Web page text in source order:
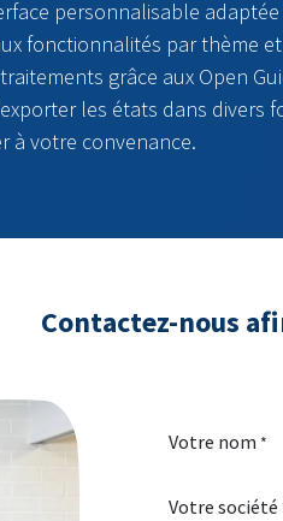
personnalisable adaptée
fonctionnalités par thème
grâce aux Open
les états dans divers
à votre convenance.
Contactez-nous
Votre nom *
Votre société